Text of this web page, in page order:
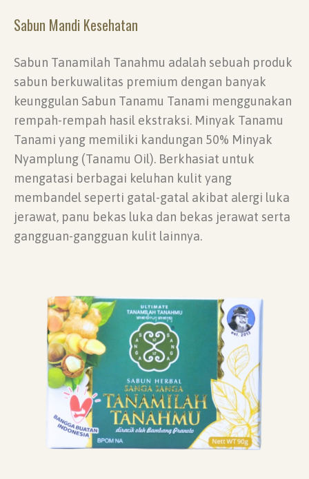
Sabun Mandi Kesehatan
Sabun Tanamilah Tanahmu adalah sebuah produk
sabun berkuwalitas premium dengan banyak
keunggulan Sabun Tanamu Tanami menggunakan
rempah-rempah hasil ekstraksi. Minyak Tanamu
Tanami yang memiliki kandungan 50% Minyak
Nyamplung (Tanamu Oil). Berkhasiat untuk
mengatasi berbagai keluhan kulit yang
membandel seperti gatal-gatal akibat alergi luka
jerawat, panu bekas luka dan bekas jerawat serta
gangguan-gangguan kulit lainnya.